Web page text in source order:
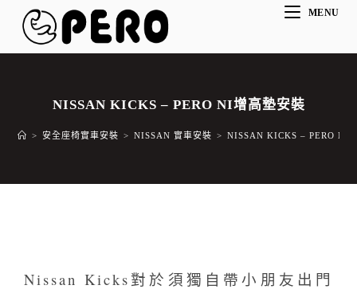
MENU
NISSAN KICKS – PERO NI增高墊安裝
> 安全座椅實車安裝 > NISSAN 實車安裝 > NISSAN KICKS – PERO NI
Nissan Kicks對於須獨自帶小朋友出門